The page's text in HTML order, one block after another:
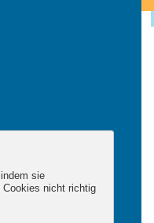
sie
Cookies nicht richtig